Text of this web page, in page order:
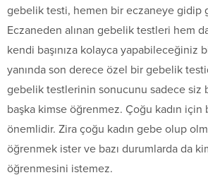
gebelik testi, hemen bir eczaneye gidip
Eczaneden alınan gebelik testleri hem
kendi başınıza kolayca yapabileceğiniz
yanında son derece özel bir gebelik
gebelik testlerinin sonucunu sadece siz
başka kimse öğrenmez. Çoğu kadın için
önemlidir. Zira çoğu kadın gebe olup
öğrenmek ister ve bazı durumlarda da
öğrenmesini istemez.